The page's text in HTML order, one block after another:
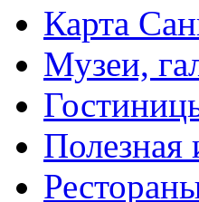
Карта
Музеи,
Полезная